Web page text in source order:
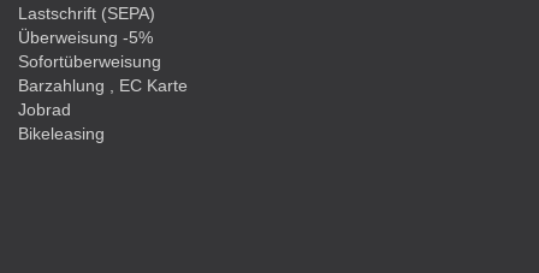
Lastschrift (SEPA)
Überweisung -5%
Sofortüberweisung
Barzahlung , EC Karte
Jobrad
Bikeleasing